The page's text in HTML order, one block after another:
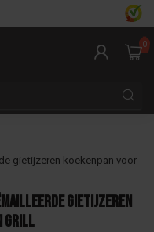
0
gietijzeren koekenpan voor
gietijzeren
grill